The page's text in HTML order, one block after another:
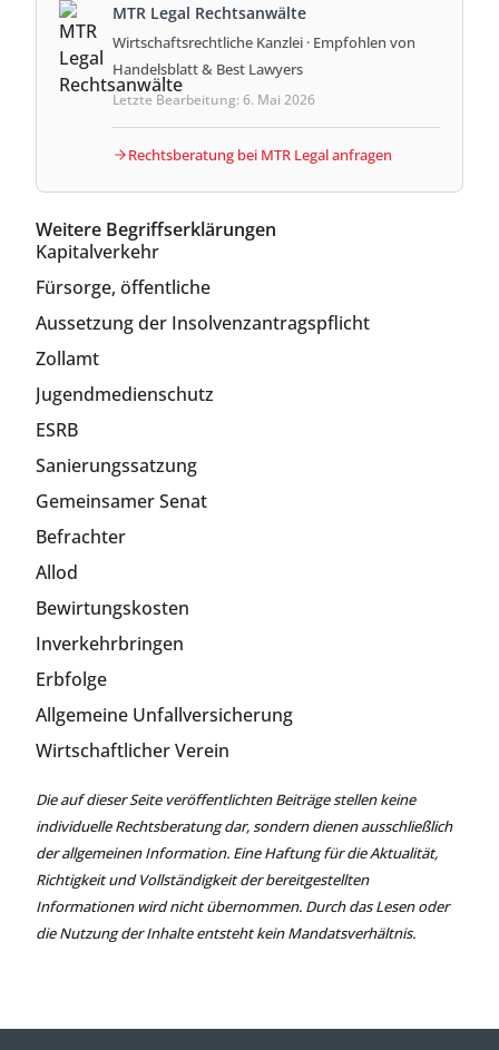
MTR Legal Rechtsanwälte
Wirtschaftsrechtliche Kanzlei · Empfohlen von
Handelsblatt & Best Lawyers
Letzte Bearbeitung: 6. Mai 2026
Rechtsberatung bei MTR Legal anfragen
Weitere Begriffserklärungen
Kapitalverkehr
Fürsorge, öffentliche
Aussetzung der Insolvenzantragspflicht
Zollamt
Jugendmedienschutz
ESRB
Sanierungssatzung
Gemeinsamer Senat
Befrachter
Allod
Bewirtungskosten
Inverkehrbringen
Erbfolge
Allgemeine Unfallversicherung
Wirtschaftlicher Verein
Die auf dieser Seite veröffentlichten Beiträge stellen keine
individuelle Rechtsberatung dar, sondern dienen ausschließlich
der allgemeinen Information. Eine Haftung für die Aktualität,
Richtigkeit und Vollständigkeit der bereitgestellten
Informationen wird nicht übernommen. Durch das Lesen oder
die Nutzung der Inhalte entsteht kein Mandatsverhältnis.